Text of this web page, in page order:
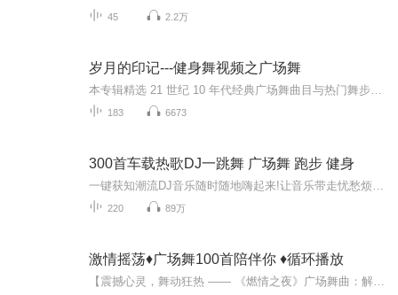
45 2.2万
岁月的印记---健身舞视频之广场舞
183 6673
300首车载热歌DJ一跳舞 广场舞 跑步 健身
220 89万
激情摇荡♦️广场舞100首陪伴你 ♦️循环播放